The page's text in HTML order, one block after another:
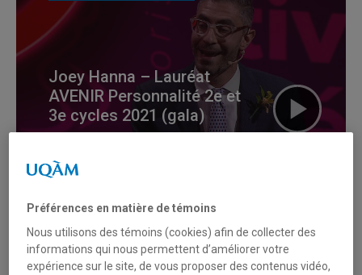
Joey Hanna – Lauréat
AVENIR Personnalité 2e et
3e cycles 2021 (gala)
Préférences en matière de témoins
Nous utilisons des témoins (cookies) afin de collecter des
informations qui nous permettent d’améliorer votre
expérience sur le site, de vous proposer des contenus vidéo,